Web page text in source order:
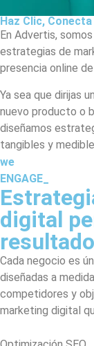
Haz Clic,
En Advertis,
estrategias de
presencia online
Ya sea que dirijas
nuevo producto o
diseñamos
tangibles y
we
ENGAGE_
digital
Cada negocio es
diseñadas a
competidores y
marketing digital